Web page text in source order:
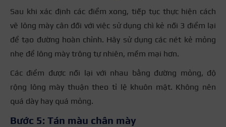
Sau khi xác định các điểm xong, tiếp tục thực hiện cách
vẽ lông mày cân đối với việc sử dụng chì kẻ nối 3 điểm lại
để tạo đường hoàn chỉnh. Hãy sử dụng các nét kẻ mỏng
nhẹ để lông mày trông tự nhiên, mềm mại hơn.
Các điểm được nối lại với nhau bằng đường mỏng, độ
rộng lông mày thuận theo tỉ lệ khuôn mặt. Không nên
quá dày hay quá mỏng.
Bước 5: Tán màu chân mày